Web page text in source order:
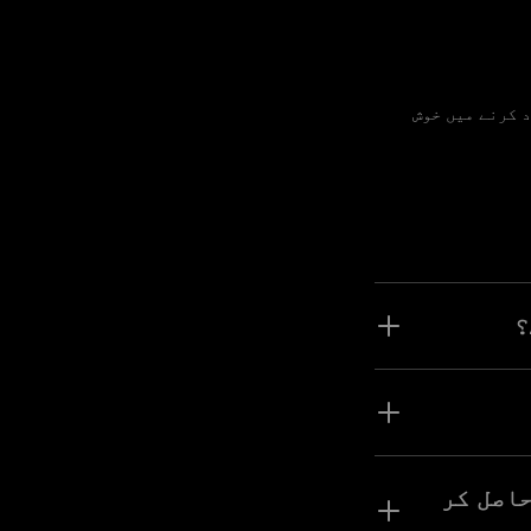
ٹیم آپ کی مدد کرنے میں خوش
کر